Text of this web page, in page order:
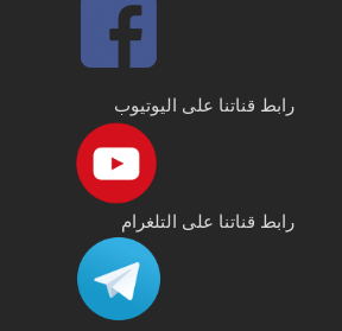
رابط قناتنا على اليوتيوب
رابط قناتنا على التلغرام